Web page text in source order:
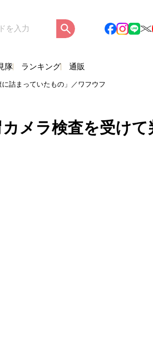
隊 ランキング 通販
詰まっていたもの」／ワフウフ
メラ検査を受け